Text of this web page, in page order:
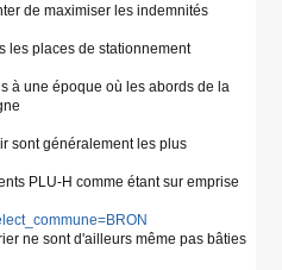
de maximiser les indemnités
les places de stationnement
à une époque où les abords de la
sont généralement les plus
PLU-H comme étant sur emprise
ne sont d'ailleurs même pas bâties